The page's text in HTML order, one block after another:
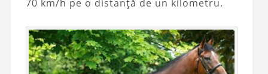
70 km/h pe o distanță de un kilometru.